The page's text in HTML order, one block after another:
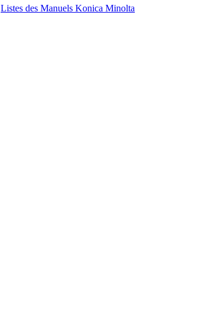
Listes des Manuels Konica Minolta